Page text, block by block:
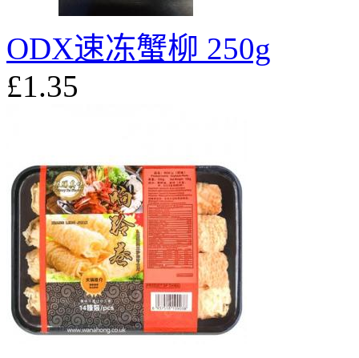
ODX速冻蟹柳 250g
£1.35